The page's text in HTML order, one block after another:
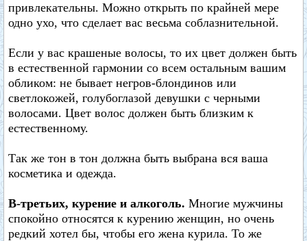
привлекательны. Можно открыть по крайней мере
одно ухо, что сделает вас весьма соблазнительной.
Если у вас крашеные волосы, то их цвет должен быть
в естественной гармонии со всем остальным вашим
обликом: не бывает негров-блондинов или
светлокожей, голубоглазой девушки с черными
волосами. Цвет волос должен быть близким к
естественному.
Так же тон в тон должна быть выбрана вся ваша
косметика и одежда.
В-третьих, курение и алкоголь. Многие мужчины
спокойно относятся к курению женщин, но очень
редкий хотел бы, чтобы его жена курила. То же